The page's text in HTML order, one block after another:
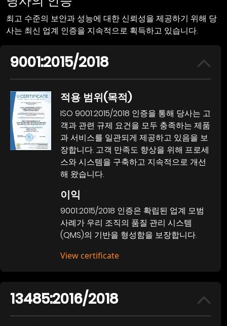
최고 수준의 보안과 성능에 대한 신뢰성을 제공하기 위해 당
사는 최신 업계 인증을 지속적으로 획득하고 있습니다.
9001:2015/2018
적용 범위(목적)
ISO 9001:2015/2018 인증을 통해 당사는 고
객과 관련 규제 요건을 모두 충족하는 제품
과 서비스를 일관되게 제공하고 있음을 보
장합니다. 고객 만족도 향상을 위해 프로세
스와 시스템을 구축하고 지속적으로 개선
해 왔습니다.
이익
9001:2015/2018 인증은 확립된 업계 모범
사례가 우리 조직의 품질 관리 시스템
(QMS)의 기반을 형성함을 보장합니다.
View certificate
13485:2016/2018